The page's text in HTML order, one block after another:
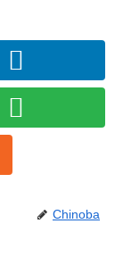
Chinoba